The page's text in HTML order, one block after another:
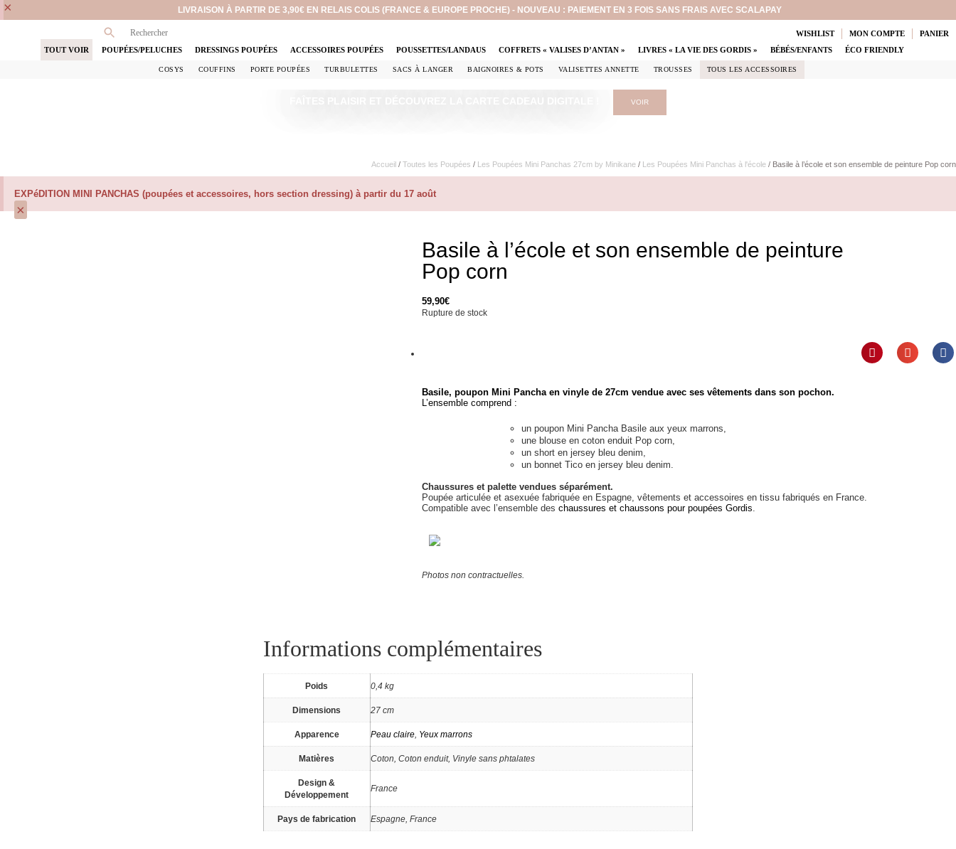
LIVRAISON À PARTIR DE 3,90€ EN RELAIS COLIS (FRANCE & EUROPE PROCHE) - NOUVEAU : PAIEMENT EN 3 FOIS SANS FRAIS AVEC SCALAPAY
×
WISHLIST MON COMPTE
PANIER
TOUT VOIR
POUPÉES/PELUCHES DRESSINGS POUPÉES ACCESSOIRES POUPÉES POUSSETTES/LANDAUS COFFRETS « VALISES D’ANTAN » LIVRES « LA VIE DES GORDIS » BÉBÉS/ENFANTS ÉCO FRIENDLY
COSYS COUFFINS PORTE POUPÉES TURBULETTES SACS À LANGER BAIGNOIRES & POTS VALISETTES ANNETTE TROUSSES TOUS LES ACCESSOIRES
VOIR
Accueil / Toutes les Poupées / Les Poupées Mini Panchas 27cm by Minikane / Les Poupées Mini Panchas à l'école / Basile à l’école et son ensemble de peinture Pop corn
EXPéDITION MINI PANCHAS (poupées et accessoires, hors section dressing) à partir du 17 août
×
Basile à l’école et son ensemble de peinture
Pop corn
59,90€
Rupture de stock
Basile, poupon Mini Pancha en vinyle de 27cm vendue avec ses vêtements dans son pochon.
L’ensemble comprend :
un poupon Mini Pancha Basile aux yeux marrons,
une blouse en coton enduit Pop corn,
un short en jersey bleu denim,
un bonnet Tico en jersey bleu denim.
Chaussures et palette vendues séparément.
Poupée articulée et asexuée fabriquée en Espagne, vêtements et accessoires en tissu fabriqués en France.
Compatible avec l’ensemble des chaussures et chaussons pour poupées Gordis.
Photos non contractuelles.
Informations complémentaires
Poids 0,4 kg
Dimensions 27 cm
Apparence Peau claire, Yeux marrons
Matières Coton, Coton enduit, Vinyle sans phtalates
Design &
Développement
France
Pays de fabrication Espagne, France